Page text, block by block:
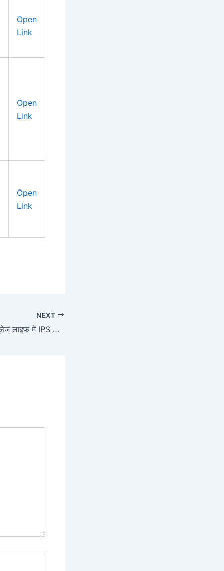
Open
Link
Open
Link
Open
Link
NEXT
Success Story: कॉलेज लाइफ में IPS से मिलने के बाद अफसर बनने का सपना, अब BPSC में पहली रैंक हासिल